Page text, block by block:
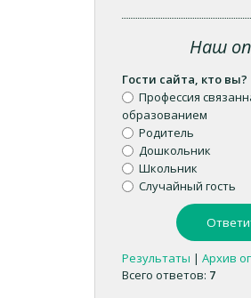
Наш
Гости сайта, кто вы?
Профессия
образованием
Родитель
Дошкольник
Школьник
Случайный гость
Результаты |Архив
Всего ответов: 7